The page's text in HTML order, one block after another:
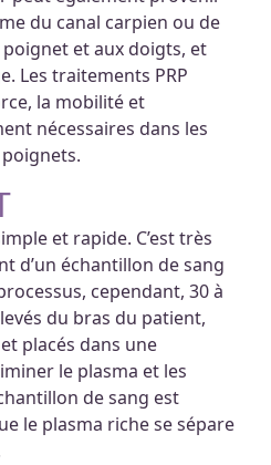
du canal carpien ou de
et aux doigts, et
Les traitements PRP
la mobilité et
nécessaires dans les
et rapide. C’est très
d’un échantillon de sang
cependant, 30 à
du bras du patient,
placés dans une
le plasma et les
de sang est
le plasma riche se sépare